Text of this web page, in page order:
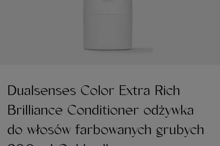
Dualsenses Color Extra Rich
Brilliance Conditioner odżywka
do włosów farbowanych grubych